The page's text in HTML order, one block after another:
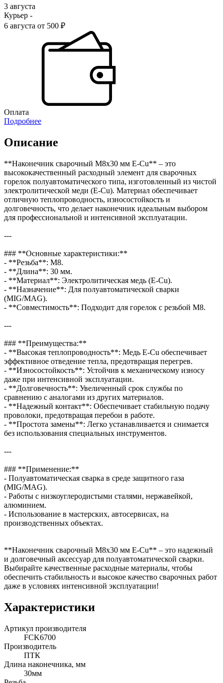
3 августа
Курьер -
6 августа от 500 ₽
Оплата
Подробнее
Описание
**Наконечник сварочный М8х30 мм E-Cu** – это
высококачественный расходный элемент для сварочных
горелок полуавтоматического типа, изготовленный из чистой
электролитической меди (E-Cu). Материал обеспечивает
отличную теплопроводность, износостойкость и
долговечность, что делает наконечник идеальным выбором
для профессиональной и интенсивной эксплуатации.
---
### **Основные характеристики:**
- **Резьба**: М8.
- **Длина**: 30 мм.
- **Материал**: Электролитическая медь (E-Cu).
- **Назначение**: Для полуавтоматической сварки
(MIG/MAG).
- **Совместимость**: Подходит для горелок с резьбой М8.
---
### **Преимущества:**
- **Высокая теплопроводность**: Медь E-Cu обеспечивает
эффективное отведение тепла, предотвращая перегрев.
- **Износостойкость**: Устойчив к механическому износу
даже при интенсивной эксплуатации.
- **Долговечность**: Увеличенный срок службы по
сравнению с аналогами из других материалов.
- **Надежный контакт**: Обеспечивает стабильную подачу
проволоки, предотвращая перебои в работе.
- **Простота замены**: Легко устанавливается и снимается
без использования специальных инструментов.
---
### **Применение:**
- Полуавтоматическая сварка в среде защитного газа
(MIG/MAG).
- Работы с низкоуглеродистыми сталями, нержавейкой,
алюминием.
- Использование в мастерских, автосервисах, на
производственных объектах.
**Наконечник сварочный М8х30 мм E-Cu** – это надежный
и долговечный аксессуар для полуавтоматической сварки.
Выбирайте качественные расходные материалы, чтобы
обеспечить стабильность и высокое качество сварочных работ
даже в условиях интенсивной эксплуатации!
Характеристики
Артикул производителя
FCK6700
Производитель
ПТК
Длина наконечника, мм
30мм